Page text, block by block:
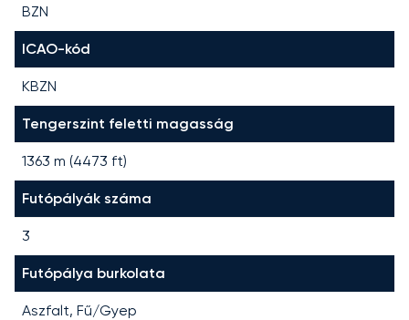
BZN
ICAO-kód
KBZN
Tengerszint feletti magasság
1363 m (4473 ft)
Futópályák száma
3
Futópálya burkolata
Aszfalt, Fű/Gyep